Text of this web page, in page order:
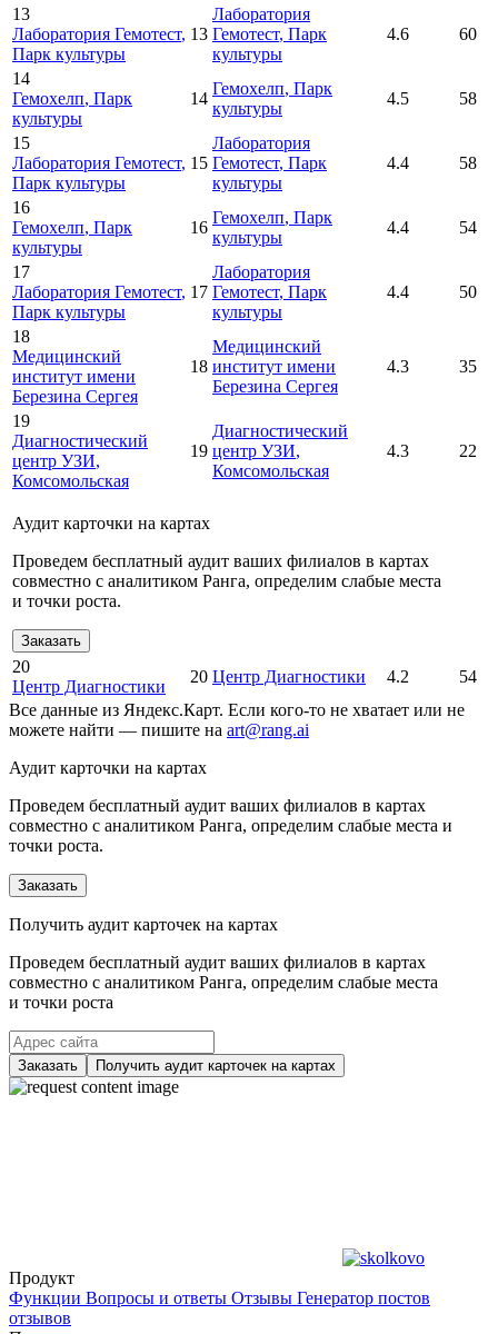
13
Лаборатория Гемотест,
Парк культуры
13
Лаборатория
Гемотест, Парк
культуры
4.6 60
14
Гемохелп, Парк
культуры
14
Гемохелп, Парк
культуры
4.5 58
15
Лаборатория Гемотест,
Парк культуры
15
Лаборатория
Гемотест, Парк
культуры
4.4 58
16
Гемохелп, Парк
культуры
16
Гемохелп, Парк
культуры
4.4 54
17
Лаборатория Гемотест,
Парк культуры
17
Лаборатория
Гемотест, Парк
культуры
4.4 50
18
Медицинский
институт имени
Березина Сергея
18
Медицинский
институт имени
Березина Сергея
4.3 35
19
Диагностический
центр УЗИ,
Комсомольская
19
Диагностический
центр УЗИ,
Комсомольская
4.3 22
Аудит карточки на картах
Проведем бесплатный аудит ваших филиалов в картах
совместно с аналитиком Ранга, определим слабые места
и точки роста.
Заказать
20
Центр Диагностики
20 Центр Диагностики 4.2
54
Все данные из Яндекс.Карт. Если кого-то не хватает или не
можете найти — пишите на art@rang.ai
Аудит карточки на картах
Проведем бесплатный аудит ваших филиалов в картах
совместно с аналитиком Ранга, определим слабые места и
точки роста.
Заказать
Получить аудит карточек на картах
Проведем бесплатный аудит ваших филиалов в картах
совместно с аналитиком Ранга, определим слабые места
и точки роста
Заказать Получить аудит карточек на картах
Продукт
Функции Вопросы и ответы Отзывы Генератор постов
отзывов